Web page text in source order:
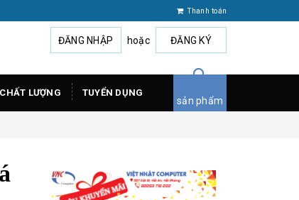
Thanh toán
ĐĂNG NHẬP hoặc ĐĂNG KÝ
LƯỢNG TUYỂN DỤNG
sản phẩm